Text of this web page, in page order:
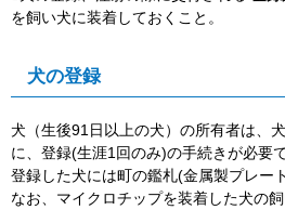
を飼い犬に装着しておくこと。
犬の登録
犬（生後91日以上の犬）の所有者は、
に、登録(生涯1回のみ)の手続きが必要で
登録した犬には町の鑑札(金属製プレー
なお、マイクロチップを装着した犬の